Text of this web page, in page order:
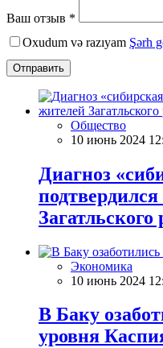
Ваш отзыв *
Oxudum və razıyam Şərh
Отправить
Общество
10 июнь 2024
Диагноз
Загатльского
Экономика
10 июнь 2024
В Баку
уровня